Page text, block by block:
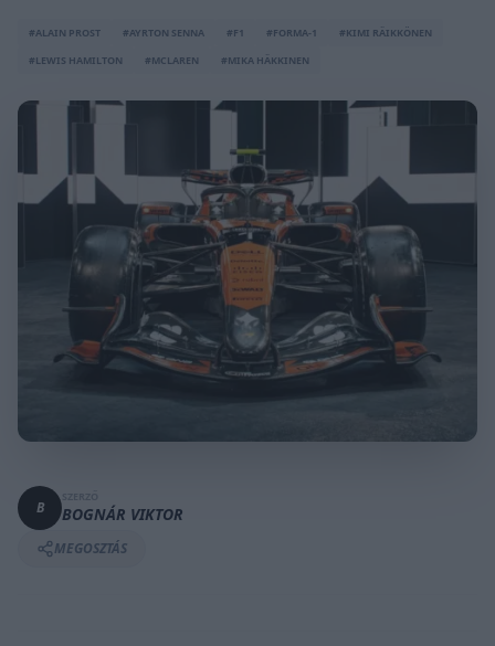
#ALAIN PROST #AYRTON SENNA #F1 #FORMA-1
#KIMI RÄIKKÖNEN
#LEWIS HAMILTON
#MCLAREN #MIKA HÄKKINEN
B BOGNÁR VIKTOR
MEGOSZTÁS